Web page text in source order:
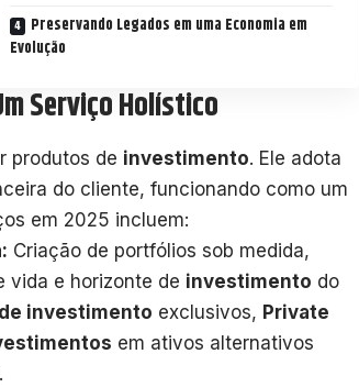
Preservando Legados em uma Economia em
Evolução
Serviço Holístico
produtos de investimento. Ele adota
do cliente, funcionando como um
em 2025 incluem:
Criação de portfólios sob medida,
vida e horizonte de investimento do
investimento exclusivos, Private
em ativos alternativos
.